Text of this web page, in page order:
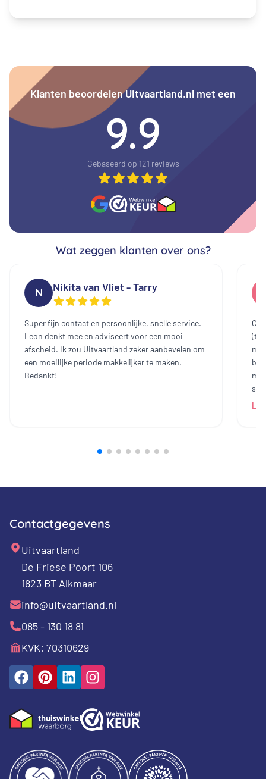
Klanten beoordelen Uitvaartland.nl met een
9.9
Gebaseerd op 121 reviews
Wat zeggen klanten over ons?
N Nikita van Vliet - Tarry
Super fijn contact en persoonlijke, snelle service.
Leon denkt mee en adviseert voor een mooi
afscheid. Ik zou Uitvaartland zeker aanbevelen om
een moeilijke periode makkelijker te maken.
Bedankt!
Contactgegevens
Uitvaartland
De Friese Poort 106
1823 BT Alkmaar
info@uitvaartland.nl
085 - 130 18 81
KVK: 70310629